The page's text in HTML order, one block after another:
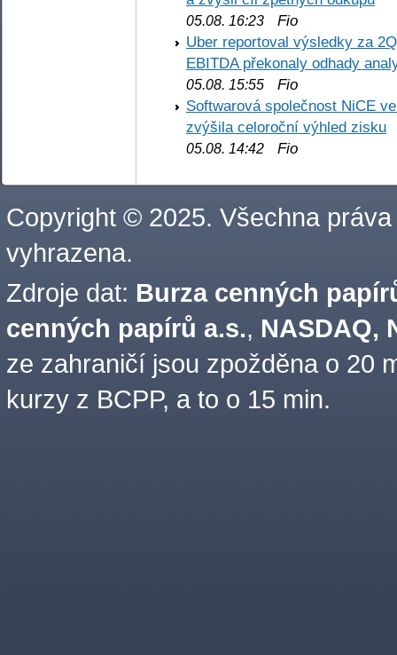
05.08. 16:23 Fio
Uber reportoval výsledky za
EBITDA překonaly odhady
05.08. 15:55 Fio
Softwarová společnost NiCE
zvýšila celoroční výhled zisku
05.08. 14:42 Fio
Copyright © 2025. Všechna práva
vyhrazena.
Zdroje dat: Burza cenných
cenných papírů a.s., NASDAQ,
ze zahraničí jsou zpožděna o 20
kurzy z BCPP, a to o 15 min.